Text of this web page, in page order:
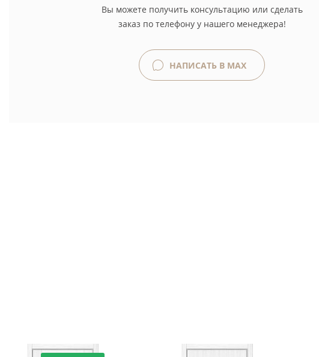
Вы можете получить консультацию или сделать
заказ по телефону у нашего менеджера!
НАПИСАТЬ В MAX